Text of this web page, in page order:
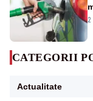
2
CATEGORII
Actualitate